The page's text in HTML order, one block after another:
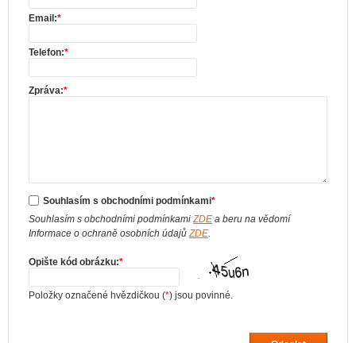
Email:*
Telefon:*
Zpráva:*
Souhlasím s obchodními podmínkami*
Souhlasím s obchodními podmínkamiZDE a beru na vědomí
Informace o ochraně osobních údajůZDE.
Opište kód obrázku:*
Položky označené hvězdičkou (*) jsou povinné.